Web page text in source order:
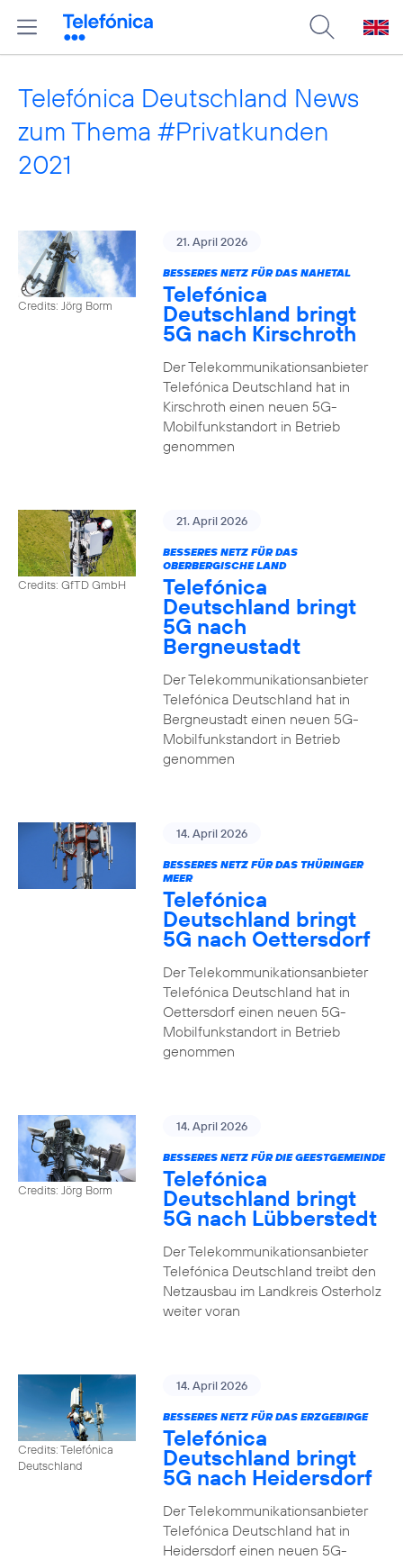
Telefónica Deutschland News
zum Thema #Privatkunden
2021
Credits: Jörg Borm
21. April 2026
BESSERES NETZ FÜR DAS NAHETAL
Telefónica
Deutschland bringt
5G nach Kirschroth
Der Telekommunikationsanbieter
Telefónica Deutschland hat in
Kirschroth einen neuen 5G-
Mobilfunkstandort in Betrieb
genommen
Credits: GfTD GmbH
21. April 2026
BESSERES NETZ FÜR DAS
OBERBERGISCHE LAND
Telefónica
Deutschland bringt
5G nach
Bergneustadt
Der Telekommunikationsanbieter
Telefónica Deutschland hat in
Bergneustadt einen neuen 5G-
Mobilfunkstandort in Betrieb
genommen
14. April 2026
BESSERES NETZ FÜR DAS THÜRINGER
MEER
Telefónica
Deutschland bringt
5G nach Oettersdorf
Der Telekommunikationsanbieter
Telefónica Deutschland hat in
Oettersdorf einen neuen 5G-
Mobilfunkstandort in Betrieb
genommen
Credits: Jörg Borm
14. April 2026
BESSERES NETZ FÜR DIE GEESTGEMEINDE
Telefónica
Deutschland bringt
5G nach Lübberstedt
Der Telekommunikationsanbieter
Telefónica Deutschland treibt den
Netzausbau im Landkreis Osterholz
weiter voran
Credits: Telefónica
Deutschland
14. April 2026
BESSERES NETZ FÜR DAS ERZGEBIRGE
Telefónica
Deutschland bringt
5G nach Heidersdorf
Der Telekommunikationsanbieter
Telefónica Deutschland hat in
Heidersdorf einen neuen 5G-